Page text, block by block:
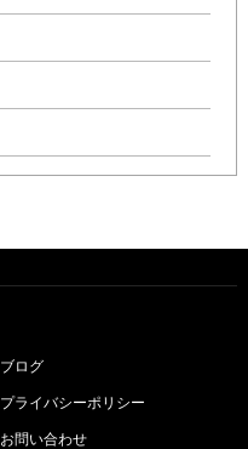
ブログ
プライバシーポリシー
お問い合わせ